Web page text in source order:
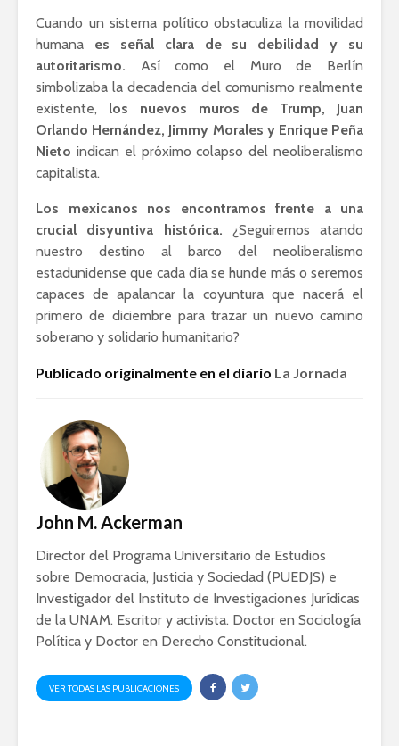
Cuando un sistema político obstaculiza la movilidad
humana es señal clara de su debilidad y su
autoritarismo. Así como el Muro de Berlín
simbolizaba la decadencia del comunismo realmente
existente, los nuevos muros de Trump, Juan
Orlando Hernández, Jimmy Morales y Enrique Peña
Nieto indican el próximo colapso del neoliberalismo
capitalista.
Los mexicanos nos encontramos frente a una
crucial disyuntiva histórica. ¿Seguiremos atando
nuestro destino al barco del neoliberalismo
estadunidense que cada día se hunde más o seremos
capaces de apalancar la coyuntura que nacerá el
primero de diciembre para trazar un nuevo camino
soberano y solidario humanitario?
Publicado originalmente en el diario La Jornada
John M. Ackerman
Director del Programa Universitario de Estudios
sobre Democracia, Justicia y Sociedad (PUEDJS) e
Investigador del Instituto de Investigaciones Jurídicas
de la UNAM. Escritor y activista. Doctor en Sociología
Política y Doctor en Derecho Constitucional.
VER TODAS LAS PUBLICACIONES